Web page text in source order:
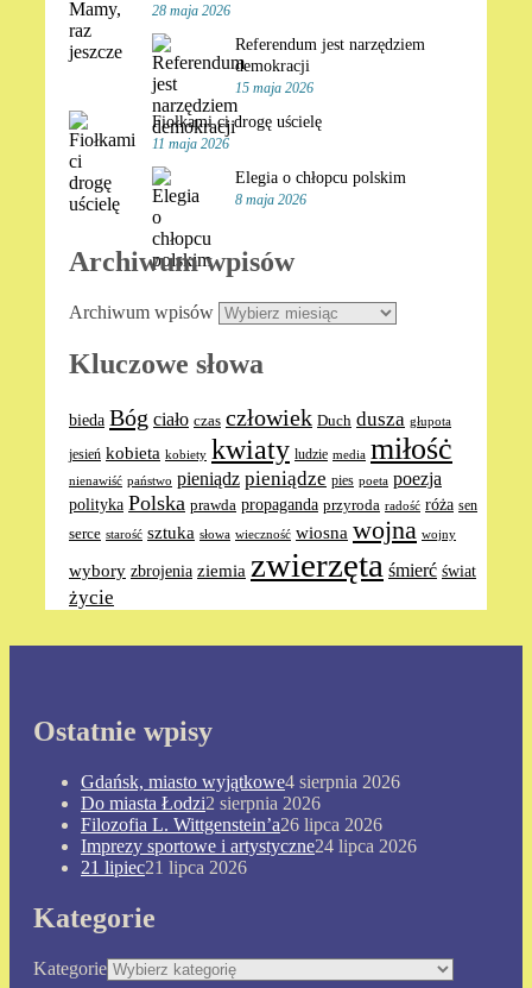
28 maja 2026
Referendum jest narzędziem
demokracji
15 maja 2026
Fiołkami ci drogę uścielę
11 maja 2026
Elegia o chłopcu polskim
8 maja 2026
Archiwum wpisów
Archiwum wpisów
Kluczowe słowa
bieda Bóg ciało czas człowiek Duch dusza głupota
jesień kobieta kobiety kwiaty ludzie media miłośċ
nienawiść państwo pieniądz pieniądze pies poeta poezja
polityka Polska prawda propaganda przyroda radość róża sen
serce starość sztuka słowa wieczność wiosna wojna wojny
wybory zbrojenia ziemia zwierzęta śmierć świat
życie
Ostatnie wpisy
Gdańsk, miasto wyjątkowe4 sierpnia 2026
Do miasta Łodzi2 sierpnia 2026
Filozofia L. Wittgenstein’a26 lipca 2026
Imprezy sportowe i artystyczne24 lipca 2026
21 lipiec21 lipca 2026
Kategorie
Kategorie